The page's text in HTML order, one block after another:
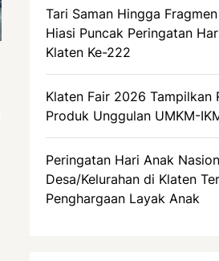
Tari Saman Hingga
Hiasi Puncak Peringatan
Klaten Ke-222
Klaten Fair 2026 Tampilkan
Produk Unggulan UMKM-
Peringatan Hari Anak
Desa/Kelurahan di Klaten
Penghargaan Layak Anak